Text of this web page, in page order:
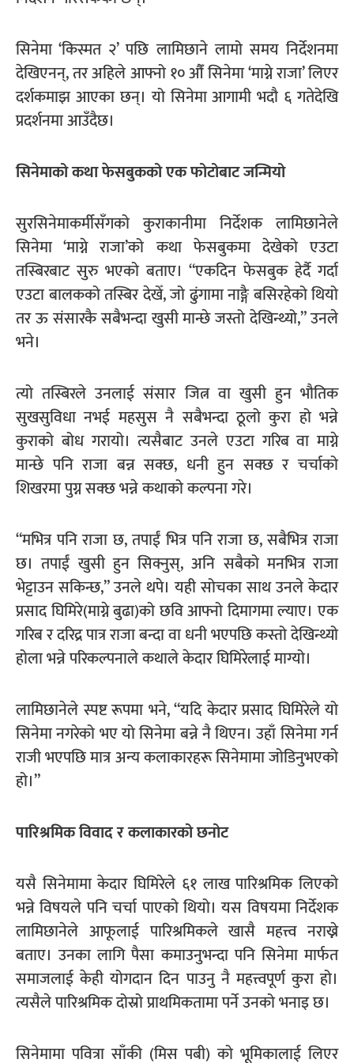
सिनेमा ‘किस्मत २’ पछि लामिछाने लामो समय निर्देशनमा
देखिएनन्, तर अहिले आफ्नो १० औँ सिनेमा ‘माग्ने राजा’ लिएर
दर्शकमाझ आएका छन्। यो सिनेमा आगामी भदौ ६ गतेदेखि
प्रदर्शनमा आउँदैछ।
सिनेमाको कथा फेसबुकको एक फोटोबाट जन्मियो
सुरसिनेमाकर्मीसँगको कुराकानीमा निर्देशक लामिछानेले
सिनेमा ‘माग्ने राजा’को कथा फेसबुकमा देखेको एउटा
तस्बिरबाट सुरु भएको बताए। “एकदिन फेसबुक हेर्दै गर्दा
एउटा बालकको तस्बिर देखेँ, जो ढुंगामा नाङ्गै बसिरहेको थियो
तर ऊ संसारकै सबैभन्दा खुसी मान्छे जस्तो देखिन्थ्यो,” उनले
भने।
त्यो तस्बिरले उनलाई संसार जित्न वा खुसी हुन भौतिक
सुखसुविधा नभई महसुस नै सबैभन्दा ठूलो कुरा हो भन्ने
कुराको बोध गरायो। त्यसैबाट उनले एउटा गरिब वा माग्ने
मान्छे पनि राजा बन्न सक्छ, धनी हुन सक्छ र चर्चाको
शिखरमा पुग्न सक्छ भन्ने कथाको कल्पना गरे।
“मभित्र पनि राजा छ, तपाईं भित्र पनि राजा छ, सबैभित्र राजा
छ। तपाईं खुसी हुन सिक्नुस्, अनि सबैको मनभित्र राजा
भेट्टाउन सकिन्छ,” उनले थपे। यही सोचका साथ उनले केदार
प्रसाद घिमिरे(माग्ने बुढा)को छवि आफ्नो दिमागमा ल्याए। एक
गरिब र दरिद्र पात्र राजा बन्दा वा धनी भएपछि कस्तो देखिन्थ्यो
होला भन्ने परिकल्पनाले कथाले केदार घिमिरेलाई माग्यो।
लामिछानेले स्पष्ट रूपमा भने, “यदि केदार प्रसाद घिमिरेले यो
सिनेमा नगरेको भए यो सिनेमा बन्ने नै थिएन। उहाँ सिनेमा गर्न
राजी भएपछि मात्र अन्य कलाकारहरू सिनेमामा जोडिनुभएको
हो।”
पारिश्रमिक विवाद र कलाकारको छनोट
यसै सिनेमामा केदार घिमिरेले ६१ लाख पारिश्रमिक लिएको
भन्ने विषयले पनि चर्चा पाएको थियो। यस विषयमा निर्देशक
लामिछानेले आफूलाई पारिश्रमिकले खासै महत्त्व नराख्ने
बताए। उनका लागि पैसा कमाउनुभन्दा पनि सिनेमा मार्फत
समाजलाई केही योगदान दिन पाउनु नै महत्त्वपूर्ण कुरा हो।
त्यसैले पारिश्रमिक दोस्रो प्राथमिकतामा पर्ने उनको भनाइ छ।
सिनेमामा पवित्रा साँकी (मिस पबी) को भूमिकालाई लिएर